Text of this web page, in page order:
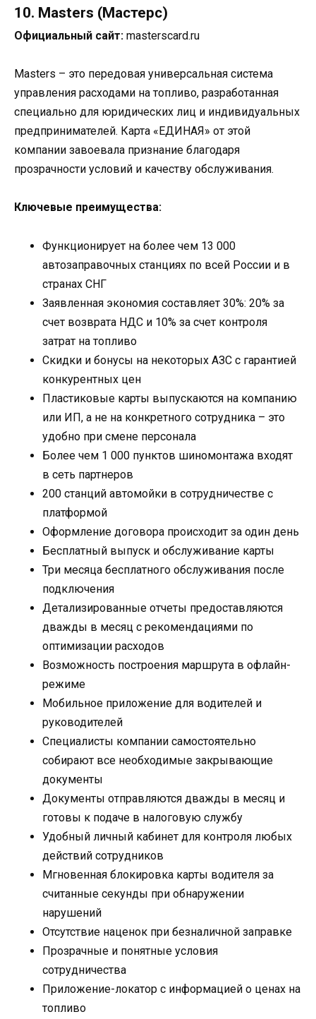
10. Masters (Мастерс)
Официальный сайт: masterscard.ru
Masters – это передовая универсальная система
управления расходами на топливо, разработанная
специально для юридических лиц и индивидуальных
предпринимателей. Карта «ЕДИНАЯ» от этой
компании завоевала признание благодаря
прозрачности условий и качеству обслуживания.
Ключевые преимущества:
Функционирует на более чем 13 000
автозаправочных станциях по всей России и в
странах СНГ
Заявленная экономия составляет 30%: 20% за
счет возврата НДС и 10% за счет контроля
затрат на топливо
Скидки и бонусы на некоторых АЗС с гарантией
конкурентных цен
Пластиковые карты выпускаются на компанию
или ИП, а не на конкретного сотрудника – это
удобно при смене персонала
Более чем 1 000 пунктов шиномонтажа входят
в сеть партнеров
200 станций автомойки в сотрудничестве с
платформой
Оформление договора происходит за один день
Бесплатный выпуск и обслуживание карты
Три месяца бесплатного обслуживания после
подключения
Детализированные отчеты предоставляются
дважды в месяц с рекомендациями по
оптимизации расходов
Возможность построения маршрута в офлайн-
режиме
Мобильное приложение для водителей и
руководителей
Специалисты компании самостоятельно
собирают все необходимые закрывающие
документы
Документы отправляются дважды в месяц и
готовы к подаче в налоговую службу
Удобный личный кабинет для контроля любых
действий сотрудников
Мгновенная блокировка карты водителя за
считанные секунды при обнаружении
нарушений
Отсутствие наценок при безналичной заправке
Прозрачные и понятные условия
сотрудничества
Приложение-локатор с информацией о ценах на
топливо